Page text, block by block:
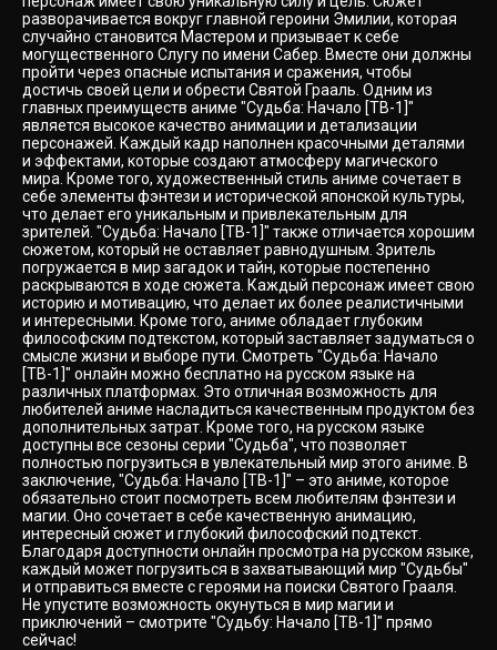
разворачивается вокруг главной героини Эмилии, которая
случайно становится Мастером и призывает к себе
могущественного Слугу по имени Сабер. Вместе они должны
пройти через опасные испытания и сражения, чтобы
достичь своей цели и обрести Святой Грааль. Одним из
главных преимуществ аниме "Судьба: Начало [ТВ-1]"
является высокое качество анимации и детализации
персонажей. Каждый кадр наполнен красочными деталями
и эффектами, которые создают атмосферу магического
мира. Кроме того, художественный стиль аниме сочетает в
себе элементы фэнтези и исторической японской культуры,
что делает его уникальным и привлекательным для
зрителей. "Судьба: Начало [ТВ-1]" также отличается хорошим
сюжетом, который не оставляет равнодушным. Зритель
погружается в мир загадок и тайн, которые постепенно
раскрываются в ходе сюжета. Каждый персонаж имеет свою
историю и мотивацию, что делает их более реалистичными
и интересными. Кроме того, аниме обладает глубоким
философским подтекстом, который заставляет задуматься о
смысле жизни и выборе пути. Смотреть "Судьба: Начало
[ТВ-1]" онлайн можно бесплатно на русском языке на
различных платформах. Это отличная возможность для
любителей аниме насладиться качественным продуктом без
дополнительных затрат. Кроме того, на русском языке
доступны все сезоны серии "Судьба", что позволяет
полностью погрузиться в увлекательный мир этого аниме. В
заключение, "Судьба: Начало [ТВ-1]" – это аниме, которое
обязательно стоит посмотреть всем любителям фэнтези и
магии. Оно сочетает в себе качественную анимацию,
интересный сюжет и глубокий философский подтекст.
Благодаря доступности онлайн просмотра на русском языке,
каждый может погрузиться в захватывающий мир "Судьбы"
и отправиться вместе с героями на поиски Святого Грааля.
Не упустите возможность окунуться в мир магии и
приключений – смотрите "Судьбу: Начало [ТВ-1]" прямо
сейчас!